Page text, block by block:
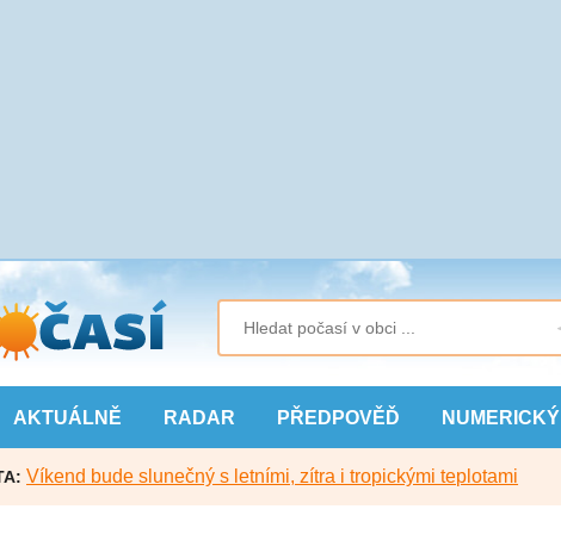
AKTUÁLNĚ RADAR PŘEDPOVĚĎ NUMERICKÝ
Víkend bude slunečný s letními, zítra i tropickými teplotami